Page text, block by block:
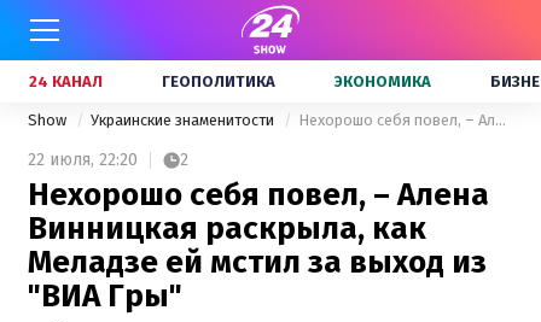
24 КАНАЛ ГЕОПОЛИТИКА ЭКОНОМИКА
Show Украинские знаменитости Нехорошо себя повел, – Алена Винницкая раскрыла, как Меладзе ей мстил за выход из "ВИА Гры"
22 июля, 22:20 2
Нехорошо себя повел, – Алена
Винницкая раскрыла, как
Меладзе ей мстил за выход из
"ВИА Гры"